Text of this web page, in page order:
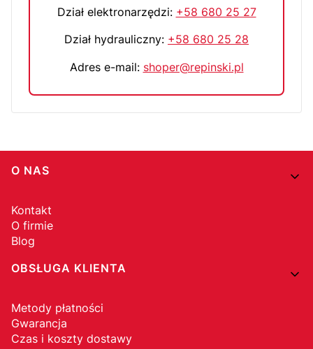
Dział elektronarzędzi: +58 680 25 27
Dział hydrauliczny: +58 680 25 28
Adres e-mail: shoper@repinski.pl
Linki w stopce
O NAS
Kontakt
O firmie
Blog
OBSŁUGA KLIENTA
Metody płatności
Gwarancja
Czas i koszty dostawy